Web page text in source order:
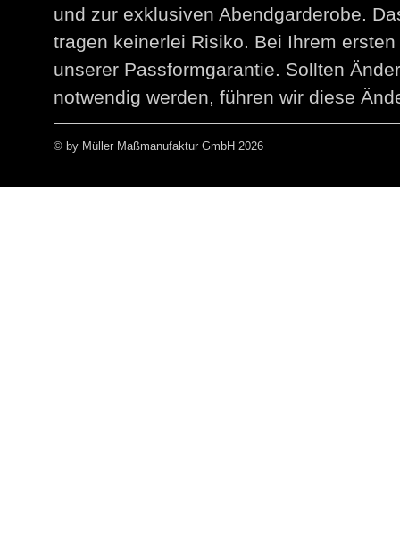
und zur exklusiven Abendgarderobe.
tragen keinerlei Risiko. Bei Ihrem
unserer Passformgarantie. Sollten
notwendig werden, führen wir diese
© by Müller Maßmanufaktur GmbH 2026